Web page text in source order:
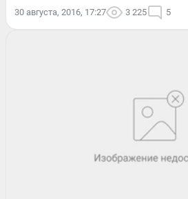
30 августа, 2016, 17:27 3 225 5